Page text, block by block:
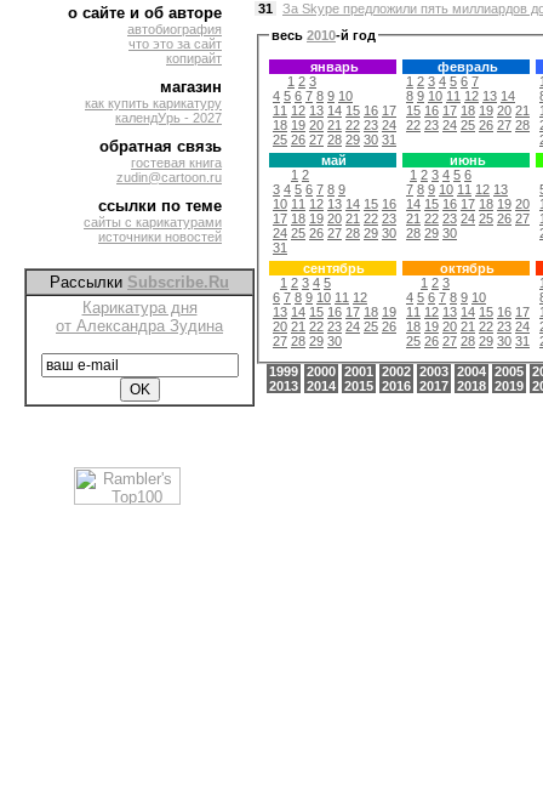
о сайте и об авторе
автобиография
что это за сайт
копирайт
магазин
как купить карикатуру
календУрь - 2027
обратная связь
гостевая книга
zudin@cartoon.ru
ссылки по теме
сайты с карикатурами
источники новостей
Рассылки Subscribe.Ru
Карикатура дня
от Александра Зудина
31
За Skype предложили пять миллиардов
весь 2010-й год
январь
1 2 3
4 5 6 7 8 9 10
11 12 13 14 15 16 17
18 19 20 21 22 23 24
25 26 27 28 29 30 31
февраль
1 2 3 4 5 6 7
8 9 10 11 12 13 14
15 16 17 18 19 20 21
22 23 24 25 26 27 28
май
1 2
3 4 5 6 7 8 9
10 11 12 13 14 15 16
17 18 19 20 21 22 23
24 25 26 27 28 29 30
31
июнь
1 2 3 4 5 6
7 8 9 10 11 12 13
14 15 16 17 18 19 20
21 22 23 24 25 26 27
28 29 30
сентябрь
1 2 3 4 5
6 7 8 9 10 11 12
13 14 15 16 17 18 19
20 21 22 23 24 25 26
27 28 29 30
октябрь
1 2 3
4 5 6 7 8 9 10
11 12 13 14 15 16 17
18 19 20 21 22 23 24
25 26 27 28 29 30 31
1999 2000 2001 2002 2003 2004 2005
2013 2014 2015 2016 2017 2018 2019